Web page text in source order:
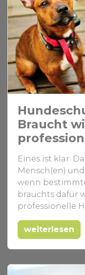
Braucht
Eines ist klar:
Mensch(en)
wenn
brauchts dafür
professionelle
weiterlesen